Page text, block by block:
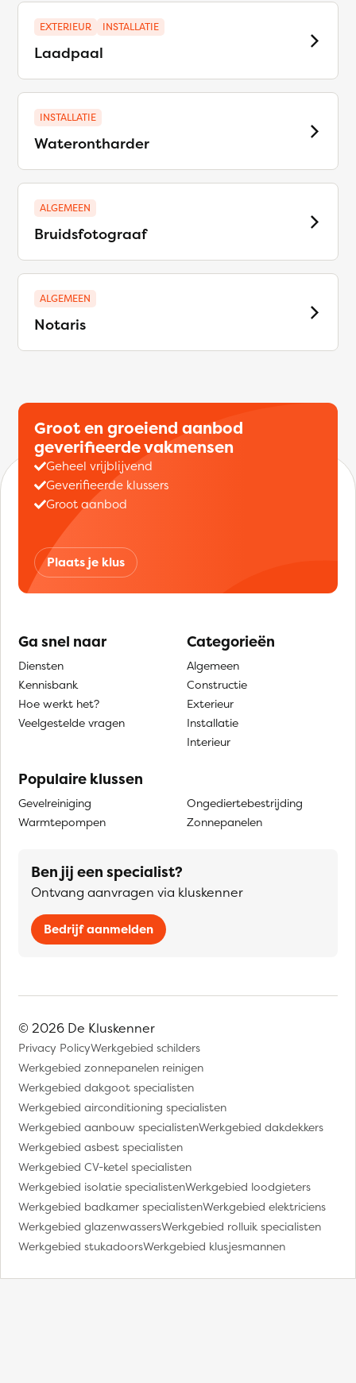
EXTERIEUR INSTALLATIE
Laadpaal
INSTALLATIE
Waterontharder
ALGEMEEN
Bruidsfotograaf
ALGEMEEN
Notaris
Groot en groeiend aanbod
geverifieerde vakmensen
Geheel vrijblijvend
Geverifieerde klussers
Groot aanbod
Plaats je klus
Ga snel naar
Diensten
Kennisbank
Hoe werkt het?
Veelgestelde vragen
Categorieën
Algemeen
Constructie
Exterieur
Installatie
Interieur
Populaire klussen
Gevelreiniging
Warmtepompen
Ongediertebestrijding
Zonnepanelen
Ben jij een specialist?
Ontvang aanvragen via kluskenner
Bedrijf aanmelden
© 2026 De Kluskenner
Privacy PolicyWerkgebied schilders
Werkgebied zonnepanelen reinigen
Werkgebied dakgoot specialisten
Werkgebied airconditioning specialisten
Werkgebied aanbouw specialistenWerkgebied dakdekkers
Werkgebied asbest specialisten
Werkgebied CV-ketel specialisten
Werkgebied isolatie specialistenWerkgebied loodgieters
Werkgebied badkamer specialistenWerkgebied elektriciens
Werkgebied glazenwassersWerkgebied rolluik specialisten
Werkgebied stukadoorsWerkgebied klusjesmannen